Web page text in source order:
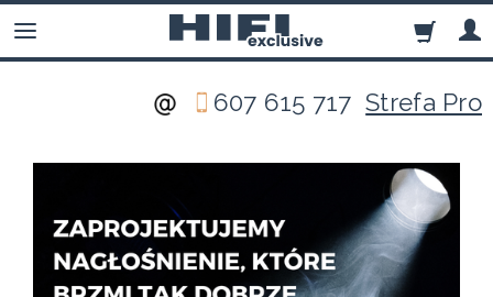
607 615 717Strefa Pro